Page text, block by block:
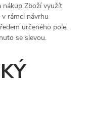
nákup Zboží využít
rámci návrhu
určeného pole.
se slevou.